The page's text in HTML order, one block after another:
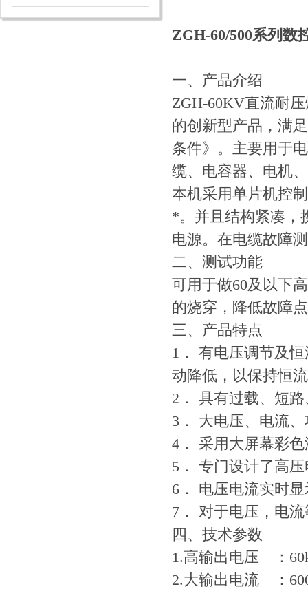
分析
ZGH-60/500系列数
一、产品介绍
ZGH-60KV直流耐
的创新型产品，满
条件》。主要用于
缆、电容器、电机
本机采用单片机控
*。并且结构紧凑，
电源。在电缆故障
二、测试功能
可用于做60及以下
的烧穿，降低故障
三、产品特点
1． 有电压调节及
动降低，以保持恒
2． 具有过载、短
3． 大电压、电流
4． 采用大屏幕彩
5． 专门设计了高
6． 电压电流实时
7． 对于电压，电
四、技术参数
1.高输出电压 ：
2.大输出电流 ：